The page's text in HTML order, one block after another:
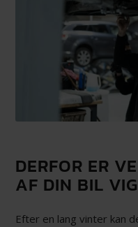
DERFOR ER
AF DIN BIL
Efter en lang vinter kan